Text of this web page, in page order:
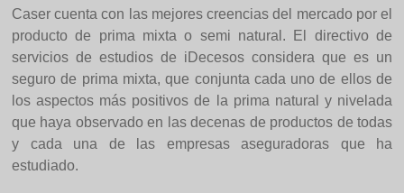
Caser cuenta con las mejores creencias del mercado por el
producto de prima mixta o semi natural. El directivo de
servicios de estudios de iDecesos considera que es un
seguro de prima mixta, que conjunta cada uno de ellos de
los aspectos más positivos de la prima natural y nivelada
que haya observado en las decenas de productos de todas
y cada una de las empresas aseguradoras que ha
estudiado.